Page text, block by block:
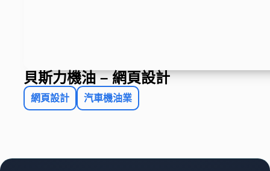
貝斯力機油 – 網頁設計
網頁設計 汽車機油業